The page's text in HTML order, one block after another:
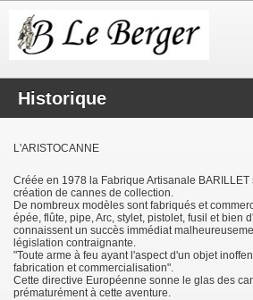
Historique
L'ARISTOCANNE
Créée en 1978 la Fabrique Artisanale
création de cannes de collection.
De nombreux modèles sont fabriqués et
épée, flûte, pipe, Arc, stylet, pistolet, fusil et bien
connaissent un succès immédiat
législation contraignante.
"Toute arme à feu ayant l'aspect d'un objet
fabrication et commercialisation".
Cette directive Européenne sonne le glas des
prématurément à cette aventure.